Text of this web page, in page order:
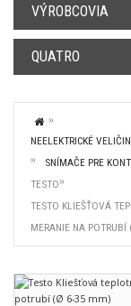
VÝROBCOVIA
QUATRO
NEELEKTRICKÉ
SNÍMAČE PRE
TESTO
TESTO KLIEŠŤOVÁ
MERANIE NA